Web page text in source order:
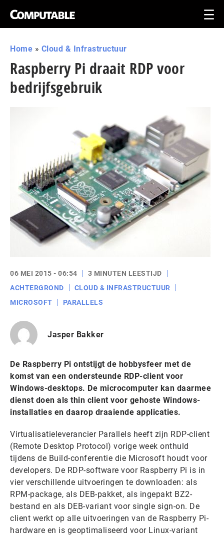
Home » Cloud & Infrastructuur
Raspberry Pi draait RDP voor
bedrijfsgebruik
06 MEI 2015 - 06:54
3 MINUTEN LEESTIJD
ACHTERGROND
CLOUD & INFRASTRUCTUUR
MICROSOFT
PARALLELS
Jasper Bakker
De Raspberry Pi ontstijgt de hobbysfeer met de
komst van een ondersteunde RDP-client voor
Windows-desktops. De microcomputer kan daarmee
dienst doen als thin client voor gehoste Windows-
installaties en daarop draaiende applicaties.
Virtualisatieleverancier Parallels heeft zijn RDP-client
(Remote Desktop Protocol) vorige week onthuld
tijdens de Build-conferentie die Microsoft houdt voor
developers. De RDP-software voor Raspberry Pi is in
vier verschillende uitvoeringen te downloaden: als
RPM-package, als DEB-pakket, als ingepakt BZ2-
bestand en als DEB-variant voor single sign-on. De
client werkt op alle uitvoeringen van de Raspberry Pi-
hardware en is geoptimaliseerd voor Linux-variant